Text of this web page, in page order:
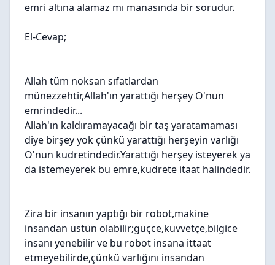
emri altına alamaz mı manasında bir sorudur.
El-Cevap;
Allah tüm noksan sıfatlardan
münezzehtir,Allah'ın yarattığı herşey O'nun
emrindedir...
Allah'ın kaldıramayacağı bir taş yaratamaması
diye birşey yok çünkü yarattığı herşeyin varlığı
O'nun kudretindedir.Yarattığı herşey isteyerek ya
da istemeyerek bu emre,kudrete itaat halindedir.
Zira bir insanın yaptığı bir robot,makine
insandan üstün olabilir;güçce,kuvvetçe,bilgice
insanı yenebilir ve bu robot insana ittaat
etmeyebilirde,çünkü varlığını insandan